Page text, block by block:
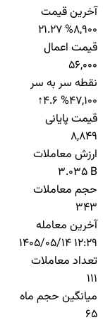
آخرین قیمت
8,900
21.27 %
قیمت اعمال
56,000
نقطه سر به سر
47,100
↑4.6 %
قیمت پایانی
8,849
ارزش معاملات
3.035 B
حجم معاملات
343
آخرین معامله
1405/05/14 12:29
تعداد معاملات
111
میانگین حجم ماه
65